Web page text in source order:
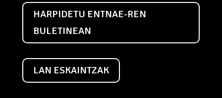
HARPIDETU ENTNAE-REN
BULETINEAN
LAN ESKAINTZAK